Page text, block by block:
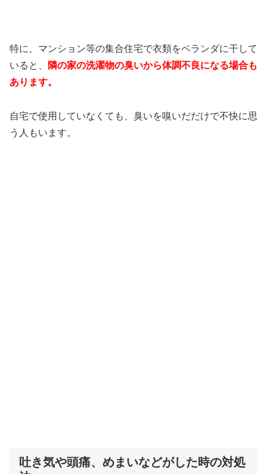
特に、マンション等の集合住宅で衣類をベランダに干して
いると、
隣の家の洗濯物の臭いから体調不良になる場合も
あります。
自宅で使用していなくても、臭いを嗅いだだけで不快に思
う人もいます。
吐き気や頭痛、めまいなどがした時の対処